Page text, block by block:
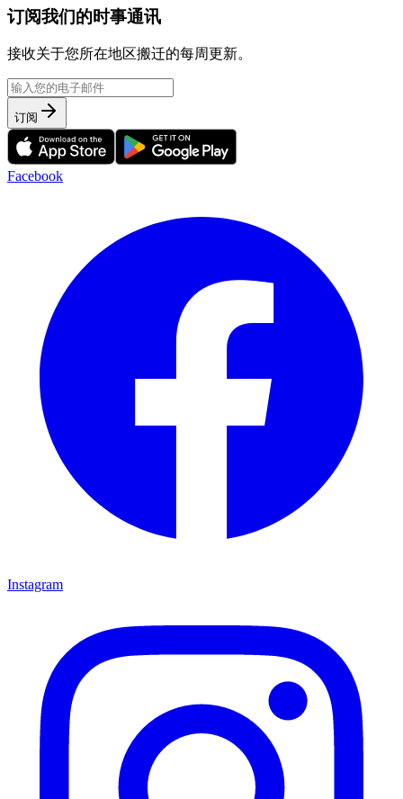
订阅我们的时事通讯
接收关于您所在地区搬迁的每周更新。
订阅
Facebook
Instagram